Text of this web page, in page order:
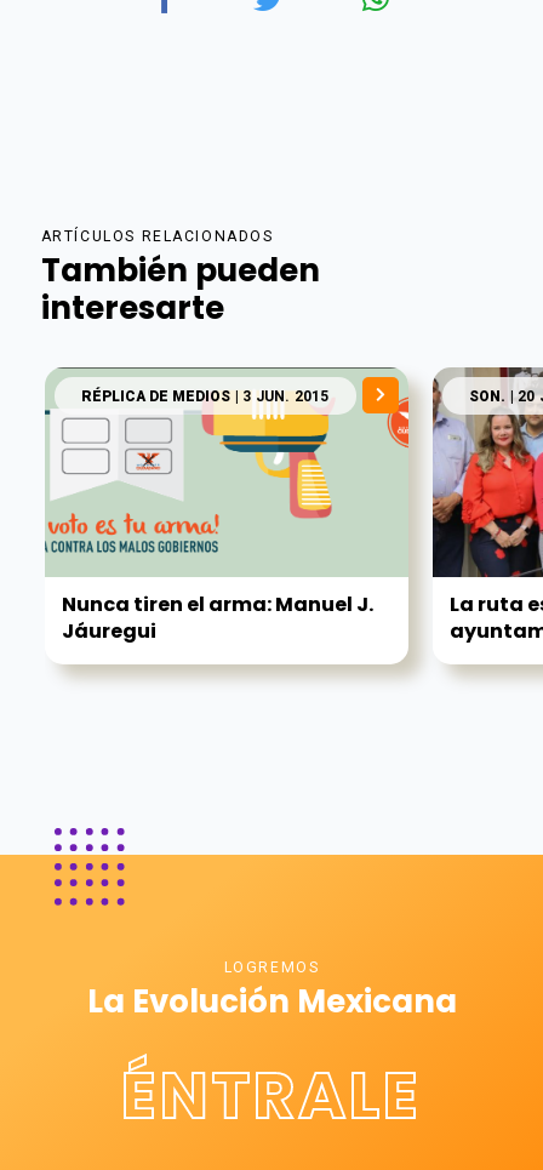
ARTÍCULOS RELACIONADOS
También pueden
interesarte
RÉPLICA DE MEDIOS | 3 JUN. 2015
Nunca tiren el arma: Manuel J.
Jáuregui
SON. | 20
La ruta
LOGREMOS
La Evolución Mexicana
ÉNTRALE